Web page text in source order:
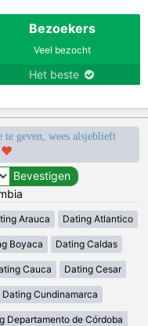
Bezoekers
Veel bezocht
Het beste
te geven, wees alsjeblieft
Arauca Dating Atlantico
Boyaca Dating Caldas
Cauca Dating Cesar
Dating Cundinamarca
Departamento de Córdoba